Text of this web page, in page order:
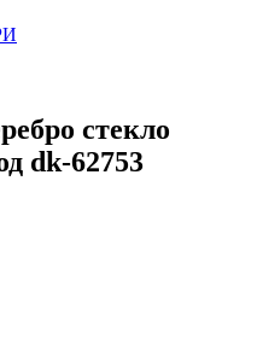
стекло
dk-62753